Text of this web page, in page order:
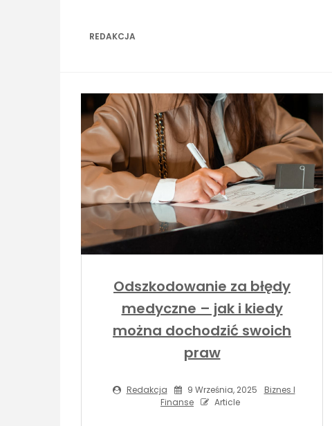
REDAKCJA
Odszkodowanie za błędy
medyczne – jak i kiedy
można dochodzić swoich
praw
Redakcja 9 Września, 2025
Biznes I
Finanse
Article